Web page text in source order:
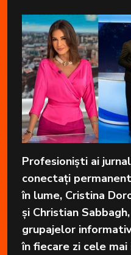
Profesioniști ai
conectați
în lume, Cristina
și Christian
grupajelor
în fiecare zi cele